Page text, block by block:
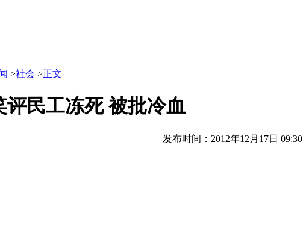
>社会 >正文
民工冻死 被批冷血
发布时间：2012年12月17日 09:30